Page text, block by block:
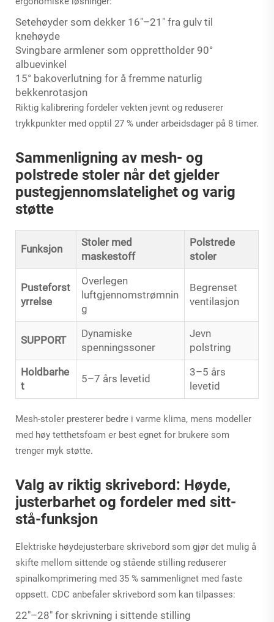
Setehøyder som dekker 16"–21" fra gulv til
knehøyde
Svingbare armlener som opprettholder 90°
albuevinkel
15° bakoverlutning for å fremme naturlig
bekkenrotasjon
Riktig kalibrering fordeler vekten jevnt og reduserer
trykkpunkter med opptil 27 % under arbeidsdager på 8 timer.
Sammenligning av mesh- og
polstrede stoler når det gjelder
pustegjennomslatelighet og varig
støtte
Funksjon
Stoler med
maskestoff
Polstrede
stoler
Pusteforst
yrrelse
Overlegen
luftgjennomstrømnin
g
Begrenset
ventilasjon
SUPPORT
Dynamiske
spenningssoner
Jevn
polstring
Holdbarhe
t
5–7 års levetid
3–5 års
levetid
Mesh-stoler presterer bedre i varme klima, mens modeller
med høy tetthetsfoam er best egnet for brukere som
trenger myk støtte.
Valg av riktig skrivebord: Høyde,
justerbarhet og fordeler med sitt-
stå-funksjon
Elektriske høydejusterbare skrivebord som gjør det mulig å
skifte mellom sittende og stående stilling reduserer
spinalkomprimering med 35 % sammenlignet med faste
oppsett. CDC anbefaler skrivebord som kan tilpasses:
22"–28" for skrivning i sittende stilling